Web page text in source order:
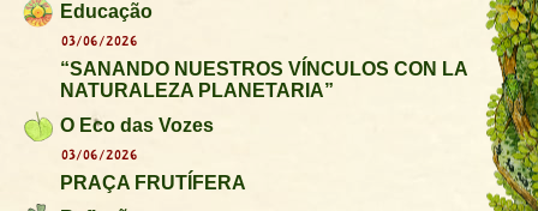
Educação
03/06/2026
“SANANDO NUESTROS VÍNCULOS CON LA
NATURALEZA PLANETARIA”
O Eco das Vozes
03/06/2026
PRAÇA FRUTÍFERA